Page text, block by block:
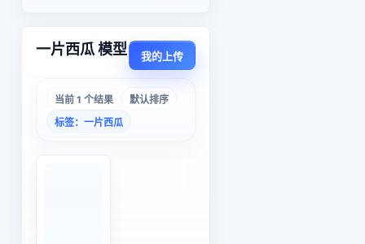
一片西瓜 模型 我的上传
当前 1 个结果
默认排序
标签：一片西瓜